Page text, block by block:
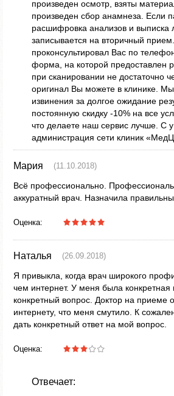
произведен осмотр, взяты
произведен сбор анамнеза. Если
расшифровка анализов и выписка
записывается на вторичный
проконсультировал Вас по
форма, на которой предоставлен
при сканировании не достаточно
оригинал Вы можете в клинике.
извинения за долгое ожидание
постоянную скидку -10% на все
что делаете наш сервис лучше. С
администрация сети клиник
Мария (11.10.2018)
Всё профессионально.
аккуратный врач. Назначила
Оценка:
Наталья (26.09.2018)
Я привыкла, когда врач широкого
чем интернет. У меня была конкретная
конкретный вопрос. Доктор на приеме
интернету, что меня смутило. К
дать конкретный ответ на мой вопрос.
Оценка:
Отвечает: